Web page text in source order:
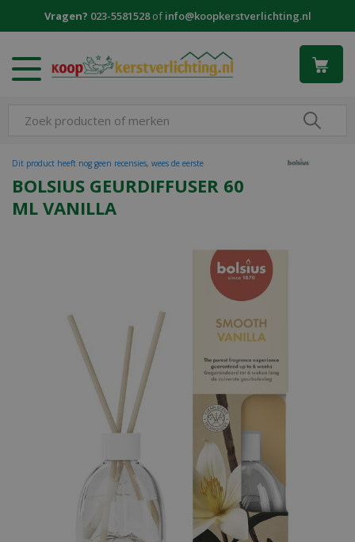
Vragen? 023-5581528ofinfo@koopkerstverlichting.nl
BOLSIUS GEURDIFFUSER 60
ML VANILLA
Dit product heeft nog geen recensies, wees de eerste